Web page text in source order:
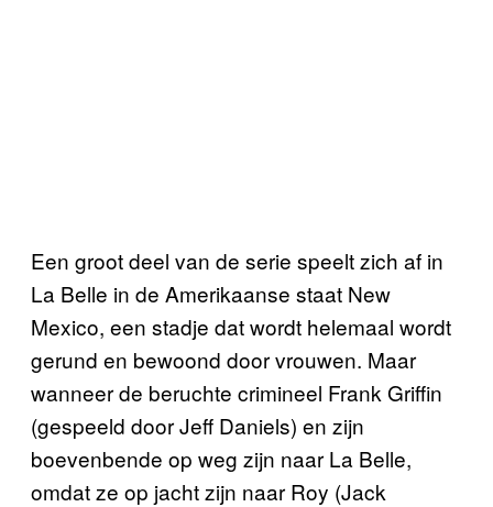
Een groot deel van de serie speelt zich af in
La Belle in de Amerikaanse staat New
Mexico, een stadje dat wordt helemaal wordt
gerund en bewoond door vrouwen. Maar
wanneer de beruchte crimineel Frank Griffin
(gespeeld door Jeff Daniels) en zijn
boevenbende op weg zijn naar La Belle,
omdat ze op jacht zijn naar Roy (Jack